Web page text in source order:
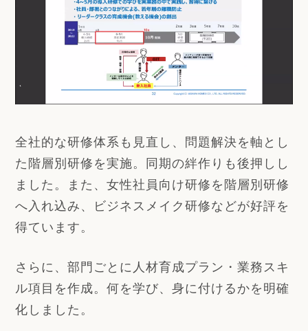
全社的な研修体系も見直し、問題解決を軸とし
た階層別研修を実施。同期の絆作りも後押しし
ました。また、女性社員向け研修を階層別研修
へ入れ込み、ビジネスメイク研修などが好評を
得ています。
さらに、部門ごとに人材育成プラン・業務スキ
ル項目を作成。何を学び、身に付けるかを明確
化しました。